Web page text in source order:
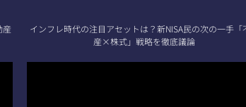
産
インフレ時代の注目アセットは？新NISA民の次の一手「
産×株式」戦略を徹底議論